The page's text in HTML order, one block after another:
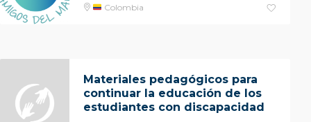
Colombia
Materiales pedagógicos para
continuar la educación de los
estudiantes con discapacidad